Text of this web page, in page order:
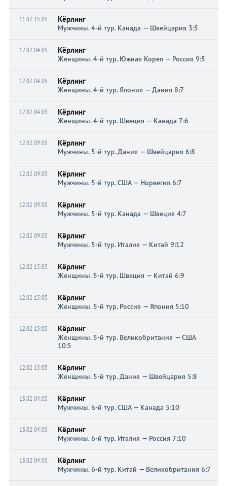
11.02 15:05 Кёрлинг
Мужчины. 4-й тур. Канада — Швейцария 3:5
12.02 04:05 Кёрлинг
Женщины. 4-й тур. Южная Корея — Россия 9:5
12.02 04:05 Кёрлинг
Женщины. 4-й тур. Япония — Дания 8:7
12.02 04:05 Кёрлинг
Женщины. 4-й тур. Швеция — Канада 7:6
12.02 09:05 Кёрлинг
Мужчины. 5-й тур. Дания — Швейцария 6:8
12.02 09:05 Кёрлинг
Мужчины. 5-й тур. США — Норвегия 6:7
12.02 09:05 Кёрлинг
Мужчины. 5-й тур. Канада — Швеция 4:7
12.02 09:05 Кёрлинг
Мужчины. 5-й тур. Италия — Китай 9:12
12.02 15:05 Кёрлинг
Женщины. 5-й тур. Швеция — Китай 6:9
12.02 15:05 Кёрлинг
Женщины. 5-й тур. Россия — Япония 5:10
12.02 15:05 Кёрлинг
Женщины. 5-й тур. Великобритания — США
10:5
12.02 15:05 Кёрлинг
Женщины. 5-й тур. Дания — Швейцария 5:8
13.02 04:05 Кёрлинг
Мужчины. 6-й тур. США — Канада 5:10
13.02 04:05 Кёрлинг
Мужчины. 6-й тур. Италия — Россия 7:10
13.02 04:05 Кёрлинг
Мужчины. 6-й тур. Китай — Великобритания 6:7